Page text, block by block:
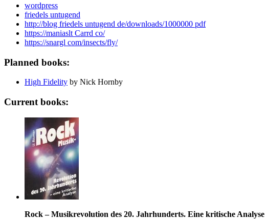
wordpress
friedels untugend
http://blog friedels untugend de/downloads/1000000 pdf
https://maniaslt Carrd co/
https://snargl com/insects/fly/
Planned books:
High Fidelity by Nick Hornby
Current books:
Rock – Musikrevolution des 20. Jahrhunderts. Eine kritische Analyse